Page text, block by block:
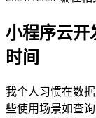
小程序云开
时间
我个人习惯在数
些使用场景如查